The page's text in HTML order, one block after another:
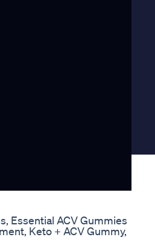
Essential ACV Gummies
Keto + ACV Gummy,